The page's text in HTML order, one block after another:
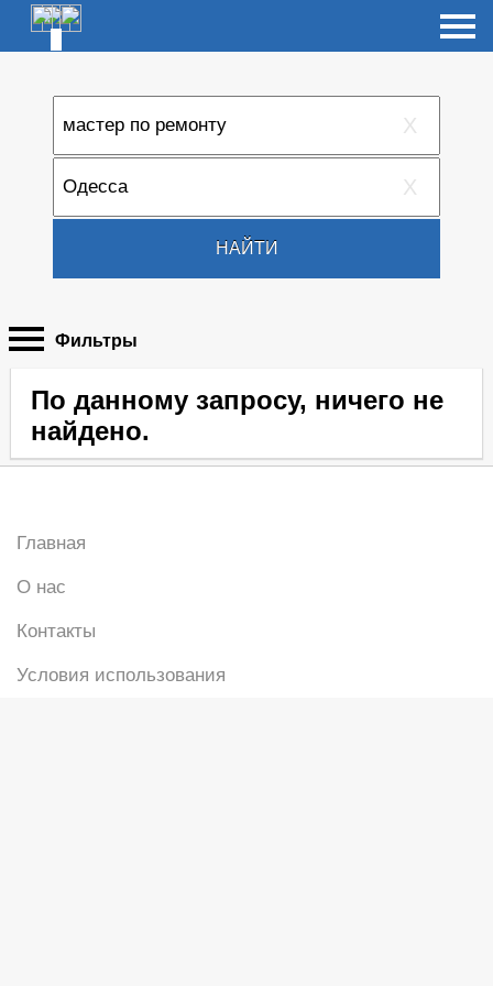
X
X
НАЙТИ
Фильтры
По данному запросу, ничего не
найдено.
Главная
О нас
Контакты
Условия использования